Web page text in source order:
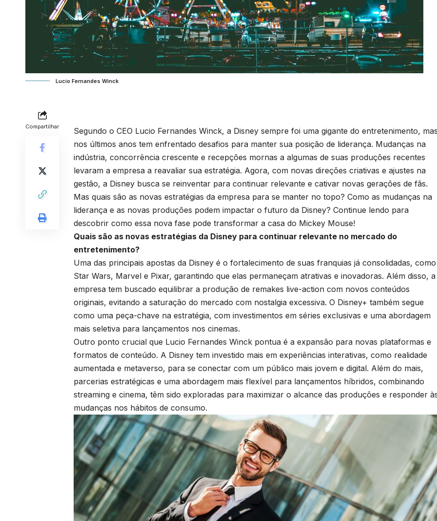
Lucio Fernandes Winck
Compartilhar
Segundo o CEO Lucio Fernandes Winck, a Disney sempre foi uma gigante do entretenimento,
nos últimos anos tem enfrentado desafios para manter sua posição de liderança. Mudanças na
indústria, concorrência crescente e recepções mornas a algumas de suas produções recentes
levaram a empresa a reavaliar sua estratégia. Agora, com novas direções criativas e ajustes na
gestão, a Disney busca se reinventar para continuar relevante e cativar novas gerações de fãs.
Mas quais são as novas estratégias da empresa para se manter no topo? Como as mudanças na
liderança e as novas produções podem impactar o futuro da Disney? Continue lendo para
descobrir como essa nova fase pode transformar a casa do Mickey Mouse!
Quais são as novas estratégias da Disney para continuar relevante no mercado do
entretenimento?
Uma das principais apostas da Disney é o fortalecimento de suas franquias já consolidadas, como
Star Wars, Marvel e Pixar, garantindo que elas permaneçam atrativas e inovadoras. Além disso, a
empresa tem buscado equilibrar a produção de remakes live-action com novos conteúdos
originais, evitando a saturação do mercado com nostalgia excessiva. O Disney+ também segue
como uma peça-chave na estratégia, com investimentos em séries exclusivas e uma abordagem
mais seletiva para lançamentos nos cinemas.
Outro ponto crucial que Lucio Fernandes Winck pontua é a expansão para novas plataformas e
formatos de conteúdo. A Disney tem investido mais em experiências interativas, como realidade
aumentada e metaverso, para se conectar com um público mais jovem e digital. Além do mais,
parcerias estratégicas e uma abordagem mais flexível para lançamentos híbridos, combinando
streaming e cinema, têm sido exploradas para maximizar o alcance das produções e responder
mudanças nos hábitos de consumo.